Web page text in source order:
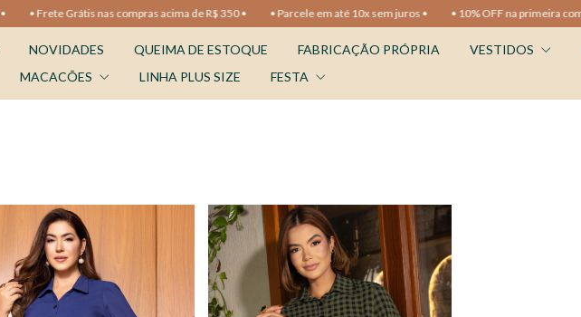
• Frete Grátis nas compras acima de R$ 350 • • Parcele em até 10x sem juros • • 10% OFF na primeira compra •
NOVIDADES QUEIMA DE ESTOQUE FABRICAÇÃO PRÓPRIA VESTIDOS
MACACÕES LINHA PLUS SIZE FESTA